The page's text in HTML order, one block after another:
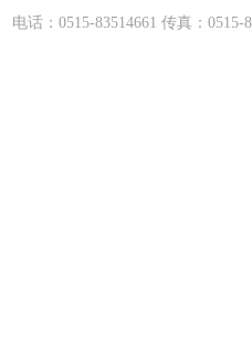
电话：0515-83514661 传真：